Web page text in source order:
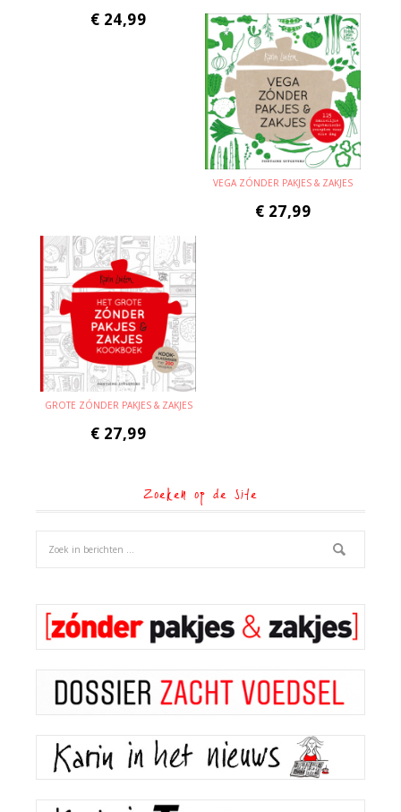
€ 24,99
VEGA ZÓNDER PAKJES & ZAKJES
€ 27,99
GROTE ZÓNDER PAKJES & ZAKJES
€ 27,99
Zoeken op de site